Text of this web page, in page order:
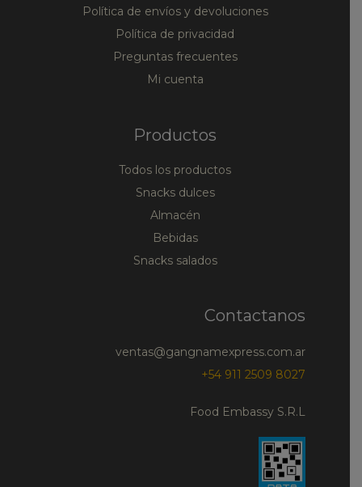
Política de envíos y devoluciones
Política de privacidad
Preguntas frecuentes
Mi cuenta
Productos
Todos los productos
Snacks dulces
Almacén
Bebidas
Snacks salados
Contactanos
ventas@gangnamexpress.com.ar
+54 911 2509 8027
Food Embassy S.R.L